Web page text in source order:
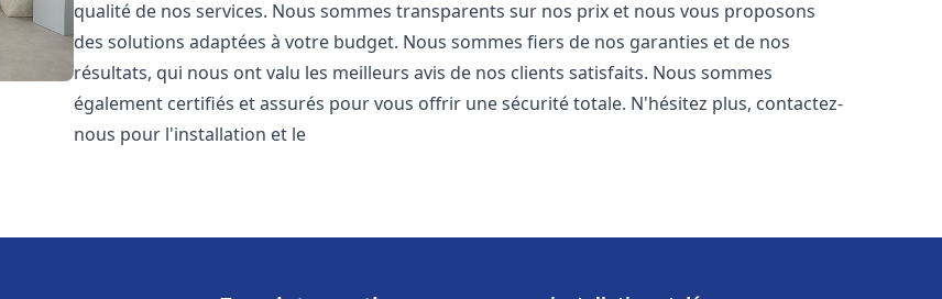
qualité de nos services. Nous sommes transparents sur nos prix et nous vous proposons
des solutions adaptées à votre budget. Nous sommes fiers de nos garanties et de nos
résultats, qui nous ont valu les meilleurs avis de nos clients satisfaits. Nous sommes
également certifiés et assurés pour vous offrir une sécurité totale. N'hésitez plus, contactez-
nous pour l'installation et le